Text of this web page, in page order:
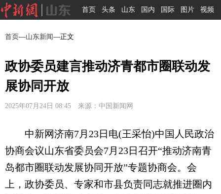
首页 头条 山东 国内 国际 图片 视频
首页—山东新闻—正文
政协委员建言推动济青都市圈联动发
展协同开放
2025年07月24日 08:45 来源：中国新闻网
中新网济南7月23日电(王采怡)中国人民政治
协商会议山东省委员会7月23日召开“推动济南青
岛都市圈联动发展协同开放”专题协商会。会
上，政协委员、专家和市县负责同志就推进圈内